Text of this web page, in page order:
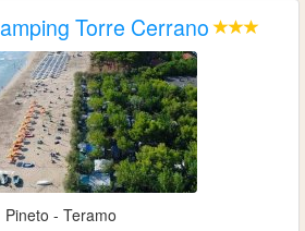
Torre Cerrano
Pineto - Teramo